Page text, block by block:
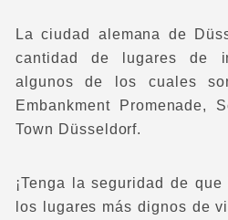
La ciudad alemana de
cantidad de lugares de
algunos de los cuales
Embankment Promenade,
Town Düsseldorf.
¡Tenga la seguridad de
los lugares más dignos de